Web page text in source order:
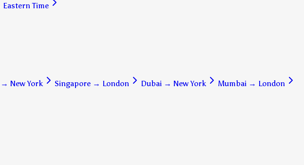
Eastern Time
→ New York Singapore → London Dubai → New York Mumbai → London